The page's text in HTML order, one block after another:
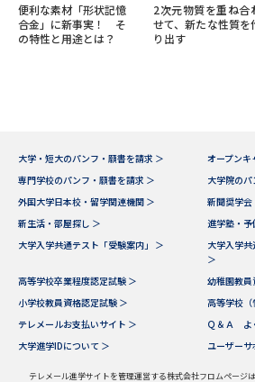
便利な素材「形状記憶
合金」に新事実！ そ
の特性と用途とは？
2次元物質を重ね合
せて、新たな性質を
り出す
大学・短大のパンフ・願書を請求 ＞
オープンキ
専門学校のパンフ・願書を請求 ＞
大学院の
外国大学日本校・留学関連機関 ＞
新聞奨学会
新生活・部屋探し ＞
進学塾・予
大学入学共通テスト「受験案内」 ＞
大学入学共
＞
高等学校卒業程度認定試験 ＞
幼稚園教員
小学校教員資格認定試験 ＞
高等学校（
テレメールお支払いサイト ＞
Ｑ＆Ａ よ
大学進学IDについて ＞
ユーザーサ
テレメール進学サイトを管理運営する株式会社フロムページ